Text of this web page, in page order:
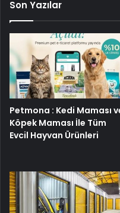
Son Yazılar
Petmona : Kedi Maması
Köpek Maması İle Tüm
Evcil Hayvan Ürünleri